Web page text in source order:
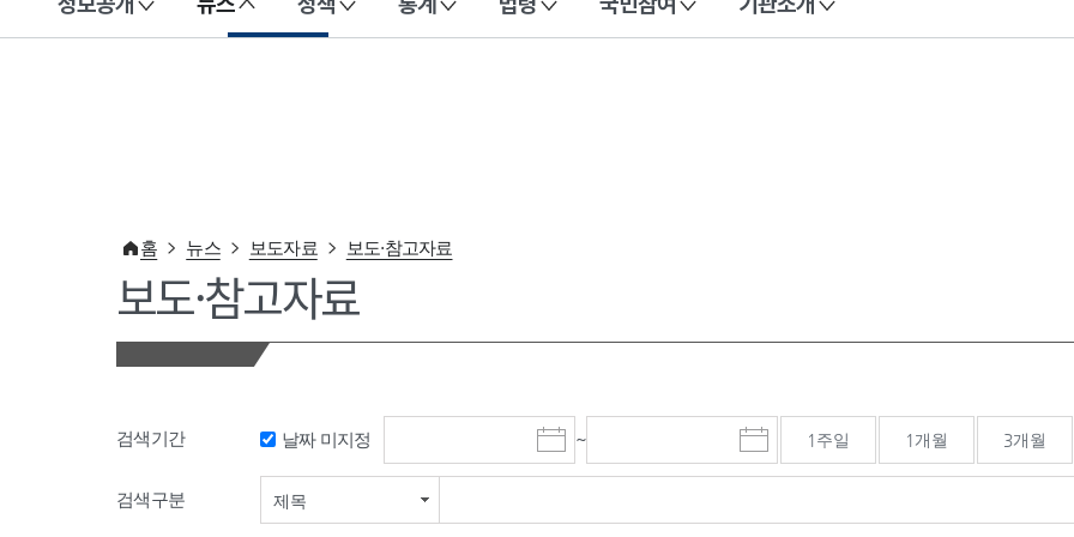
이 누리집은 대한민국 공식 전자정부 누리집입니다.
홈 뉴스 보도자료 보도·참고자료
보도·참고자료
검색기간 날짜 미지정
시
작
~
종
료
1주일 1개월 3개월
검색구분 제목